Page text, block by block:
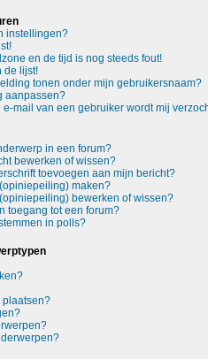
instellingen?
en de tijd is nog steeds fout!
de lijst!
tonen onder mijn gebruikersnaam?
aanpassen?
mail van een gebruiker wordt mij
in een forum?
bewerken of wissen?
toevoegen aan mijn bericht?
maken?
bewerken of wissen?
toegang tot een forum?
in polls?
plaatsen?